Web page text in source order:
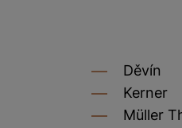
Děvín
Kerner
Müller